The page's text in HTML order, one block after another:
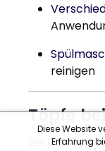
reinigen
Töpfe
Diese Website
Erfahrung